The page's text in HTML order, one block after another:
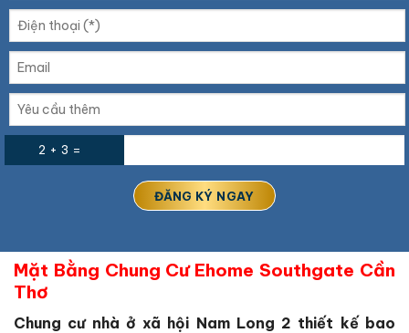
2 + 3 =
Mặt Bằng Chung Cư Ehome Southgate Cần
Thơ
Chung cư nhà ở xã hội Nam Long 2 thiết kế bao